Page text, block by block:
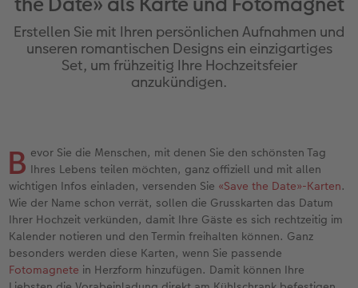
Personalisierter Schuber
Erinnerungstasche
CEWE FOTOBUCH Kids
Erste Schritte
Bestellwege
Webinare
Kundenbeispiele
Nature Prints
Premium Poster
Fotosets
Sofortfotos
Passfotos
Zubehör
Photo Streetmap Poster
Fotocollage
hexxas
Alu Dibond
Foto auf Holz
Gallery Print
Hartschaum
Weitere Anlässe
Klappkarten
Fotokarten
Einzelkarten im Direktversand
Spiele
Schule & Büro
Haustiere
Art Prints
Foto-Geschenkbox
Geschenkidee
CEWE Geschenkgutschein
Silikonhüllen
Kunststoffhüllen
Lederhüllen
Handykette
Mit Design
Wandkalender mit Design
Wandkalender A4
Wandkalender A4 Panorama
Tischkalender Quadratisch
Zubehör
Sofortgrusskarten
Sofortfotosets
Sofortcollagen
Biometrische Passfotos
Filiale finden
Zum Geburtstag
Muttertagsgeschenke
Geschenke zum Abschied
für Brautpaare
für den JGA
Hochzeit
Jahrbuch
Fotowettbewerbe
Erstellen Sie mit Ihren persönlichen Aufnahmen und
unseren romantischen Designs ein einzigartiges
Set, um frühzeitig Ihre Hochzeitsfeier
anzukündigen.
B evor Sie die Menschen, mit denen Sie den schönsten Tag
Ihres Lebens teilen möchten, ganz offiziell und mit allen
wichtigen Infos einladen, versenden Sie «Save the Date»-Karten.
Wie der Name schon verrät, sollen die Grusskarten das Datum
Ihrer Hochzeit verkünden, damit Ihre Gäste es sich rechtzeitig im
Kalender notieren und den Termin freihalten können. Ganz
besonders werden diese Karten, wenn Sie passende
Fotomagnete in Herzform hinzufügen. Damit können Ihre